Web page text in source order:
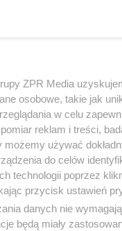
ZPR Media
osobowe, takie jak
w celu
reklam i treści,
możemy używać
do celów
technologii poprzez
przycisk ustawień
danych nie
będą miały